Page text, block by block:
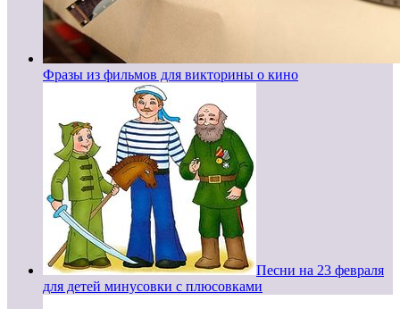
Фразы из фильмов для викторины о кино
Песни на 23 февраля
для детей минусовки с плюсовками